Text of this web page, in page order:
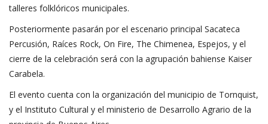
talleres folklóricos municipales.
Posteriormente pasarán por el escenario principal Sacateca
Percusión, Raíces Rock, On Fire, The Chimenea, Espejos, y el
cierre de la celebración será con la agrupación bahiense Kaiser
Carabela.
El evento cuenta con la organización del municipio de Tornquist,
y el Instituto Cultural y el ministerio de Desarrollo Agrario de la